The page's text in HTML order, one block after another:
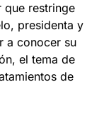
que restringe
presidenta y
a conocer su
el tema de
de